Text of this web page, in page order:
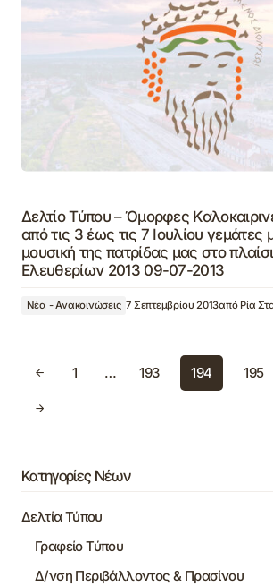
Δελτίο Τύπου – Όμορφες
από τις 3 έως τις 7 Ιουλίου γεμάτες
μουσική της πατρίδας μας στο
Ελευθερίων 2013 09-07-2013
Νέα - Ανακοινώσεις 7 Σεπτεμβρίου 2013από Ρία
1 … 193 194 195
Κατηγορίες Νέων
Δελτία Τύπου
Γραφείο Τύπου
Δ/νση Περιβάλλοντος & Πρασίνου